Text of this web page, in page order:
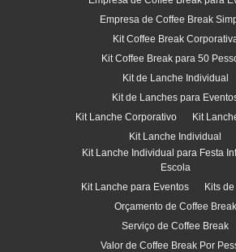
Empresa de Coffee Break
Kit Coffee Break
Kit Coffee Break para 50
Kit de Lanche Individual
Kit de Lanches para
Kit Lanche Corporativo
Kit
Kit Lanche Individual
Kit Lanche Individual para Festa
Escola
Kit Lanche para Eventos
Kits
Orçamento de Coffee Break
Serviço de Coffee Break
Valor de Coffee Break Por